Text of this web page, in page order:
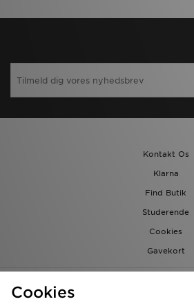
Kontakt Os
Klarna
Find Butik
Studerende
Cookies
Gavekort
Cookies